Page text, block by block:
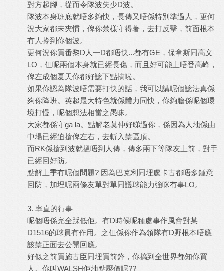
對方起腳，從而令隊波失少D波。
隊波本身班底就唔多夠快，長傳又唔係特別準過人，更何
況大家都未夾慣，俾你禁樣守得著，去打反擊，前面根本
冇人拎到你個波。
更何況你買番黎D人一D都唔快...都有GE，保拿斯同高文
LO，但呢兩個本身就已經長傷，而且好可能上唔番高峰，
俾左成個夏天你都好諗下點搞啦。
如果你認為隊波唔需要打快的話，我可以講呢個諗法真係
夠你降班。英超最大特色就係體力同快，你夠膽係呢個環
境打慢，呢個想法相當之愚昧。
大家都係守ga la。點解老莫仲好睇過你，係因為人地係由
中場已經迫搶俾左右，去斬入禁區頂。
而RK係搶到波就搵唔到人傳，傳多兩下等隊友上前，對手
已經回好防。
點解上季冇呢個問題? 因為巴克利同埋盧卡古都唔多鍾意
回防，加埋呢兩條友單對單同護球能力強咪冇事LO。
3. 率直的行事
呢個唔係完全踩低佢。有D時候呢種處事作風會對某
D1516的球員有作用。之但係你作為領隊有D野根本唔應
該禁正面去公開回應。
好似之前買施古臣同埋買前鋒，你搞到全世界都知你買
人。你叫WALSH佢地點壓價呢??